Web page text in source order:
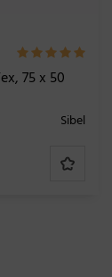
75 x 50
Sibel